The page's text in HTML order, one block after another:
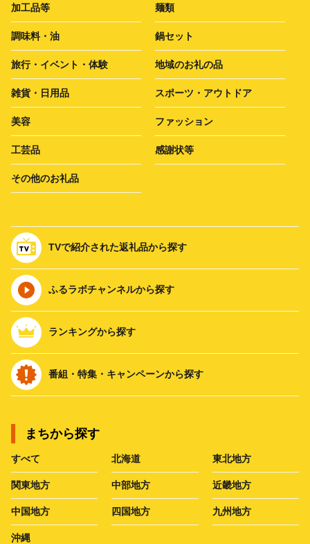
加工品等 麺類
調味料・油 鍋セット
旅行・イベント・体験 地域のお礼の品
雑貨・日用品 スポーツ・アウトドア
美容 ファッション
工芸品 感謝状等
その他のお礼品
TVで紹介された返礼品から探す
ふるラボチャンネルから探す
ランキングから探す
番組・特集・キャンペーンから探す
まちから探す
すべて 北海道 東北地方
関東地方 中部地方 近畿地方
中国地方 四国地方 九州地方
沖縄